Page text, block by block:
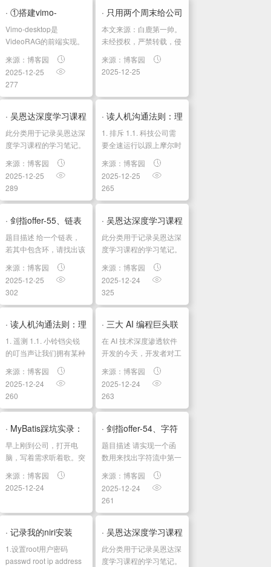
H5
游
戏
体
Map，这时候就需要使
定是由上一个状态推导出
· ①搭建vimo-
desktop本地运行环境
Vimo-desktop是
VideoRAG的前端实现。
目前该项目仍是不稳定阶
段，在环境配置上也遇到
了很多问题。 一、conda
环境配置 conda create --
name vimo pyth...
来源：博客园
2025-12-25
277
· 只用两个周末给公司
省了450$/月：从多数
据库架构...
本文来源：白鹿第一帅。
未经授权，严禁转载，侵
权必究！ 前言 传统 AI 应
用往往需要组合多个数据
库：PostgreSQL 存储结
做全文搜索，Milvus 做...
来源：博客园
2025-12-25
· 吴恩达深度学习课程
四：计算机视觉 第三
周：检测算...
此分类用于记录吴恩达深
度学习课程的学习笔记。
课程相关信息链接如下：
原课程视频链接：[双语
字幕]吴恩达深度学习
deeplearning.ai github
课程资料，含课件与笔
记:吴恩达深度学习教...
来源：博客园
2025-12-25
289
· 读人机沟通法则：理
解数字世界的设计与
形成06机器让...
1. 排斥 1.1. 科技公司需
要全速运行以跟上摩尔时
间尺度，这加大了在潜在
雇员中优化“文化适配度”
1.1.1. 意味着招聘“和我们
一样”的人—的压力 1....
来源：博客园
2025-12-25
265
· 剑指offer-55、链表
中环的⼊⼝节点
题⽬描述 给⼀个链表，
若其中包含环，请找出该
链表的环的⼊⼝结点，否
则，输出null 。 例如，输
⼊{1,2},{3,4,5} 时，对应
的环形链表如下图所示：
可以看到环的⼊⼝结点的
结点值为3，所以...
来源：博客园
2025-12-25
302
· 吴恩达深度学习课程
四：计算机视觉 第三
周：检测算...
此分类用于记录吴恩达深
度学习课程的学习笔记。
课程相关信息链接如下：
原课程视频链接：[双语
字幕]吴恩达深度学习
deeplearning.ai github
课程资料，含课件与笔
记:吴恩达深度学习教...
来源：博客园
2025-12-24
325
· 读人机沟通法则：理
解数字世界的设计与
形成05机器可...
1. 遥测 1.1. 小铃铛尖锐
的叮当声让我们拥有某种
低科技水平的感知能力，
让我们知道有人在前台
1.2. “遥测”(telemetry)这
个词诞生于19世纪的法
国，...
来源：博客园
2025-12-24
260
· 三大 AI 编程巨头联
手！Polocode.ai ...
在 AI 技术深度渗透软件
开发的今天，开发者对工
具的需求早已超越单一功
能的局限。能够整合顶尖
技术、覆盖全流程的一站
式平台，成为突破效率瓶
颈的关键。Polocode.ai
的横空出世，正以革命性
来源：博客园
2025-12-24
263
· MyBatis踩坑实录：
那些不报错但让你
debug...
早上刚到公司，打开电
脑，写着需求听着歌。突
然钉钉一响，测试发来消
息："你那个接口报错
了"。打开日志一看，
话，MyBatis这玩意儿平
时挺好用的，但有时候报
来源：博客园
2025-12-24
· 剑指offer-54、字符
流中第一个不重复的
字符
题⽬描述 请实现⼀个函
数⽤来找出字符流中第⼀
个只出现⼀次的字符。例
如，当从字符流中只读出
前两个字符" go "时，第
⼀个只出现⼀次的字符
是" g "。当从该字符流中
读出前六个字符“ google
来源：博客园
2025-12-24
261
· 记录我的niri安装
1.设置root用户密码
passwd root ip address
· 吴恩达深度学习课程
四：计算机视觉 第三
此分类用于记录吴恩达深
度学习课程的学习笔记。